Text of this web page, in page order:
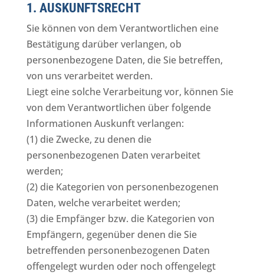
1. AUSKUNFTSRECHT
Sie können von dem Verantwortlichen eine
Bestätigung darüber verlangen, ob
personenbezogene Daten, die Sie betreffen,
von uns verarbeitet werden.
Liegt eine solche Verarbeitung vor, können Sie
von dem Verantwortlichen über folgende
Informationen Auskunft verlangen:
(1) die Zwecke, zu denen die
personenbezogenen Daten verarbeitet
werden;
(2) die Kategorien von personenbezogenen
Daten, welche verarbeitet werden;
(3) die Empfänger bzw. die Kategorien von
Empfängern, gegenüber denen die Sie
betreffenden personenbezogenen Daten
offengelegt wurden oder noch offengelegt